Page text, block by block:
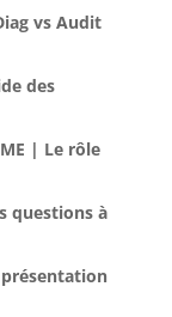
vs Audit
des
| Le rôle
questions à